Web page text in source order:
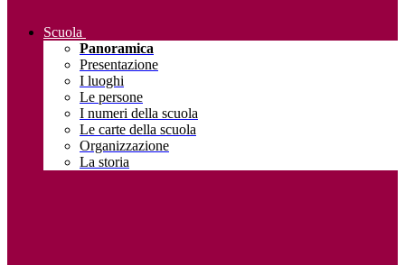
Scuola
Panoramica
Presentazione
I luoghi
Le persone
I numeri della scuola
Le carte della scuola
Organizzazione
La storia